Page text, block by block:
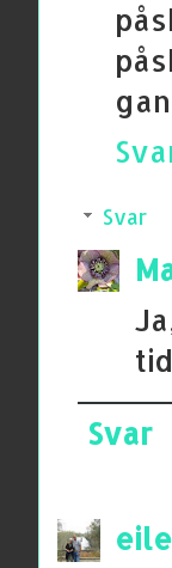
Svar
Svar